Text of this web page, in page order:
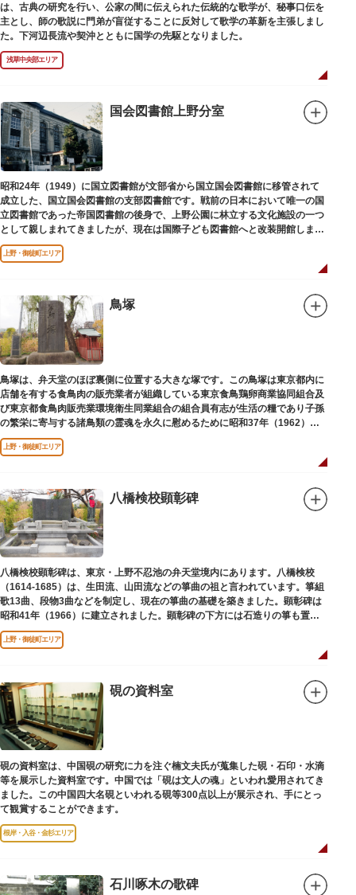
は、古典の研究を行い、公家の間に伝えられた伝統的な歌学が、秘事口伝を
主とし、師の歌説に門弟が盲従することに反対して歌学の革新を主張しまし
た。下河辺長流や契沖とともに国学の先駆となりました。
浅草中央部エリア
国会図書館上野分室
昭和24年（1949）に国立図書館が文部省から国立国会図書館に移管されて
成立した、国立国会図書館の支部図書館です。戦前の日本において唯一の国
立図書館であった帝国図書館の後身で、上野公園に林立する文化施設の一つ
として親しまれてきましたが、現在は国際子ども図書館へと改装開館しまし
た。
上野・御徒町エリア
鳥塚
鳥塚は、弁天堂のほぼ裏側に位置する大きな塚です。この鳥塚は東京都内に
店舗を有する食鳥肉の販売業者が組織している東京食鳥鶏卵商業協同組合及
び東京都食鳥肉販売業環境衛生同業組合の組合員有志が生活の糧であり子孫
の繁栄に寄与する諸鳥類の霊魂を永久に慰めるために昭和37年（1962）に
建立されました。
上野・御徒町エリア
八橋検校顕彰碑
八橋検校顕彰碑は、東京・上野不忍池の弁天堂境内にあります。八橋検校
（1614-1685）は、生田流、山田流などの箏曲の祖と言われています。箏組
歌13曲、段物3曲などを制定し、現在の箏曲の基礎を築きました。顕彰碑は
昭和41年（1966）に建立されました。顕彰碑の下方には石造りの箏も置か
れています。
上野・御徒町エリア
硯の資料室
硯の資料室は、中国硯の研究に力を注ぐ楠文夫氏が蒐集した硯・石印・水滴
等を展示した資料室です。中国では「硯は文人の魂」といわれ愛用されてき
ました。この中国四大名硯といわれる硯等300点以上が展示され、手にとっ
て観賞することができます。
根岸・入谷・金杉エリア
石川啄木の歌碑